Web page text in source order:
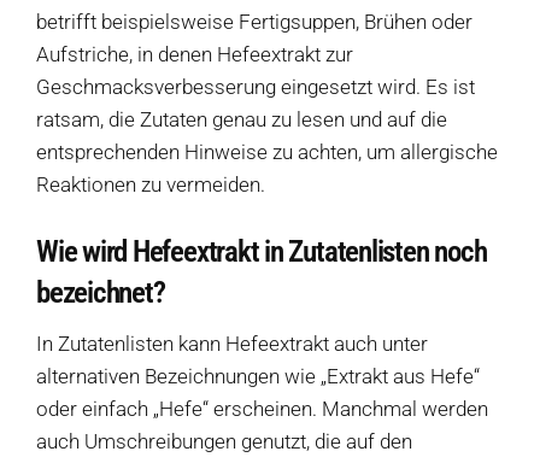
betrifft beispielsweise Fertigsuppen, Brühen oder
Aufstriche, in denen Hefeextrakt zur
Geschmacksverbesserung eingesetzt wird. Es ist
ratsam, die Zutaten genau zu lesen und auf die
entsprechenden Hinweise zu achten, um allergische
Reaktionen zu vermeiden.
Wie wird Hefeextrakt in Zutatenlisten noch
bezeichnet?
In Zutatenlisten kann Hefeextrakt auch unter
alternativen Bezeichnungen wie „Extrakt aus Hefe“
oder einfach „Hefe“ erscheinen. Manchmal werden
auch Umschreibungen genutzt, die auf den